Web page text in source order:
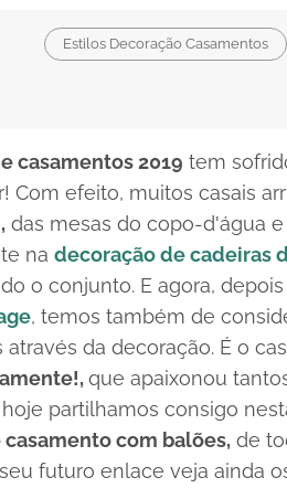
Estilos Decoração Casamentos
casamentos 2019 tem
Com efeito, muitos casais
, das mesas do copo-d'água e
na decoração de cadeiras
o conjunto. E agora,
, temos também de
da decoração. É o
que apaixonou
partilhamos consigo
com balões, de
futuro enlace veja ainda